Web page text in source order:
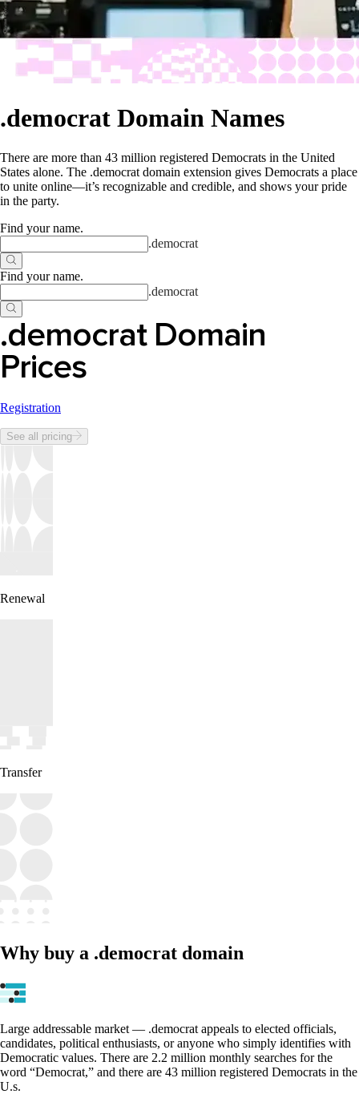
.democrat Domain Names
There are more than 43 million registered Democrats in the United
States alone. The .democrat domain extension gives Democrats a place
to unite online—it’s recognizable and credible, and shows your pride
in the party.
Find your name.
.democrat
Find your name.
.democrat
.democrat Domain
Prices
Registration
See all pricing
Renewal
Transfer
Why buy a .democrat domain
Large addressable market — .democrat appeals to elected officials,
candidates, political enthusiasts, or anyone who simply identifies with
Democratic values. There are 2.2 million monthly searches for the
word “Democrat,” and there are 43 million registered Democrats in the
U.s.